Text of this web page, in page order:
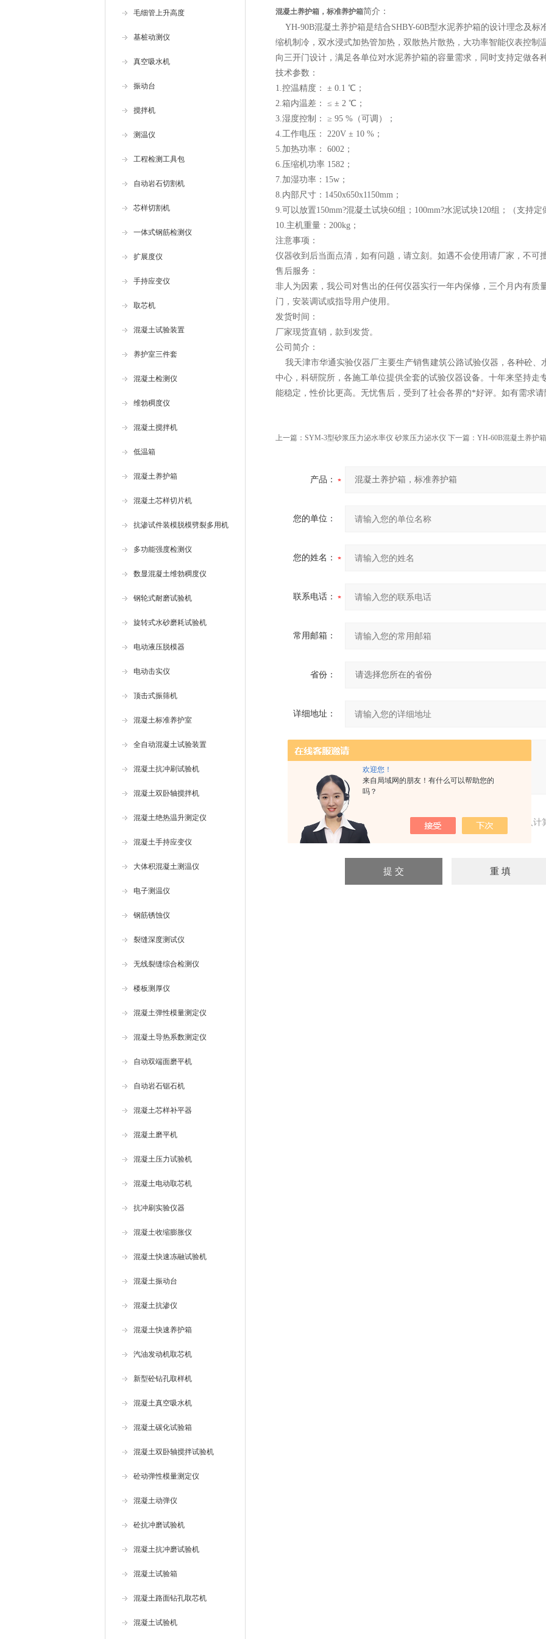
欢迎您！
来自局域网的朋友！有什么可以帮助您的
吗？
毛细管上升高度
基桩动测仪
真空吸水机
振动台
搅拌机
测温仪
工程检测工具包
自动岩石切割机
芯样切割机
一体式钢筋检测仪
扩展度仪
手持应变仪
取芯机
混凝土试验装置
养护室三件套
混凝土检测仪
维勃稠度仪
混凝土搅拌机
低温箱
混凝土养护箱
混凝土芯样切片机
抗渗试件装模脱模劈裂多用机
多功能强度检测仪
数显混凝土维勃稠度仪
钢轮式耐磨试验机
旋转式水砂磨耗试验机
电动液压脱模器
电动击实仪
顶击式振筛机
混凝土标准养护室
全自动混凝土试验装置
混凝土抗冲刷试验机
混凝土双卧轴搅拌机
混凝土绝热温升测定仪
混凝土手持应变仪
大体积混凝土测温仪
电子测温仪
钢筋锈蚀仪
裂缝深度测试仪
无线裂缝综合检测仪
楼板测厚仪
混凝土弹性模量测定仪
混凝土导热系数测定仪
自动双端面磨平机
自动岩石锯石机
混凝土芯样补平器
混凝土磨平机
混凝土压力试验机
混凝土电动取芯机
抗冲刷实验仪器
混凝土收缩膨胀仪
混凝土快速冻融试验机
混凝土振动台
混凝土抗渗仪
混凝土快速养护箱
汽油发动机取芯机
新型砼钻孔取样机
混凝土真空吸水机
混凝土碳化试验箱
混凝土双卧轴搅拌试验机
砼动弹性模量测定仪
混凝土动弹仪
砼抗冲磨试验机
混凝土抗冲磨试验机
混凝土试验箱
混凝土路面钻孔取芯机
混凝土试验机
混凝土养护箱，标准养护箱简介：
YH-90B混凝土养护箱是结合SHBY-60B型水泥养护箱的设计理念及
缩机制冷，双水浸式加热管加热，双散热片散热，大功率智能仪表控制
向三开门设计，满足各单位对水泥养护箱的容量需求，同时支持定做各
技术参数：
1.控温精度： ± 0.1 ℃；
2.箱内温差： ≤ ± 2 ℃；
3.湿度控制： ≥ 95 %（可调）；
4.工作电压： 220V ± 10 %；
5.加热功率： 6002；
6.压缩机功率 1582；
7.加湿功率：15w；
8.内部尺寸：1450x650x1150mm；
9.可以放置150mm?混凝土试块60组；100mm?水泥试块120组；（支持定
10.主机重量：200kg；
注意事项：
仪器收到后当面点清，如有问题，请立刻。如遇不会使用请厂家，不可
售后服务：
非人为因素，我公司对售出的任何仪器实行一年内保修，三个月内有质
门，安装调试或指导用户使用。
发货时间：
厂家现货直销，款到发货。
公司简介：
我天津市华通实验仪器厂主要生产销售建筑公路试验仪器，各种砼、
中心，科研院所，各施工单位提供全套的试验仪器设备。十年来坚持走
能稳定，性价比更高。无忧售后，受到了社会各界的*好评。如有需求请
上一篇： SYM-3型砂浆压力泌水率仪 砂浆压力泌水仪 下一篇： YH-60B混凝土养护箱
产品：
您的单位：
您的姓名：
联系电话：
常用邮箱：
省份：
详细地址：
补充说明：
验证码： 请输入